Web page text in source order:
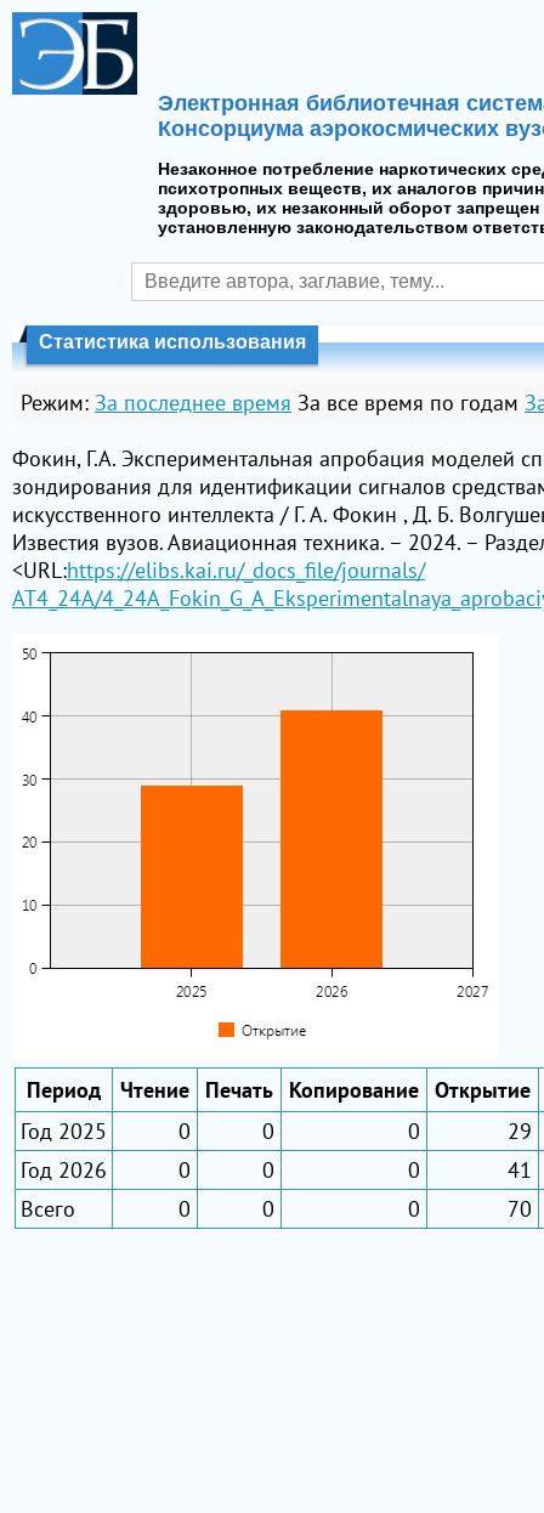
Электронная библиотечная
Консорциума аэрокосмических
Незаконное потребление наркотических
психотропных веществ, их аналогов
здоровью, их незаконный оборот запрещен
установленную законодательством
Статистика использования
Режим: За последнее время За все время по годам
Фокин, Г.А. Экспериментальная апробация моделей
зондирования для идентификации сигналов
искусственного интеллекта / Г. А. Фокин , Д. Б.
Известия вузов. Авиационная техника. – 2024. –
<URL:https://elibs.kai.ru/_docs_file/journals/
АТ4_24A/
Период Чтение Печать Копирование Открытие
Год 2025
0 0 0
29
Год 2026
0 0 0
41
Всего
0 0 0 70